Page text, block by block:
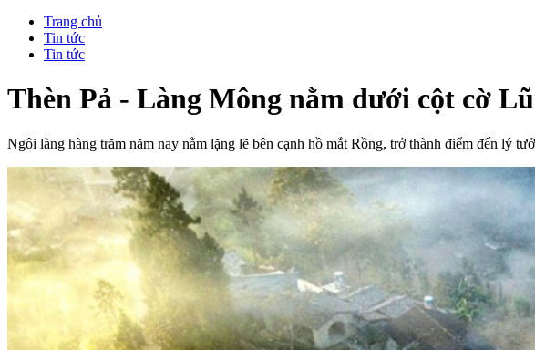
Trang chủ
Tin tức
Tin tức
Thèn Pả - Làng Mông nằm dưới cột cờ
Ngôi làng hàng trăm năm nay nằm lặng lẽ bên cạnh hồ mắt Rồng, trở thành điểm đến lý